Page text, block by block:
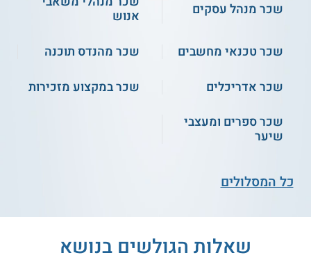
ממומן
PPC
גוגל אדוורדס
ניו מדיה - קורס PPC
הטכנולוגית באר שבע -
הבצפר - קורס גוגל
אדוורדס
ספיר - תומך סביבת עבודה
דיגיטלית PPC
שכר מנהל עסקים
אנוש
שכר טכנאי מחשבים
שכר מהנדס תוכנה
שכר אדריכלים
שכר במקצוע מזכירות
שכר ספרים ומעצבי
שיער
כל המסלולים
שאלות הגולשים בנושא